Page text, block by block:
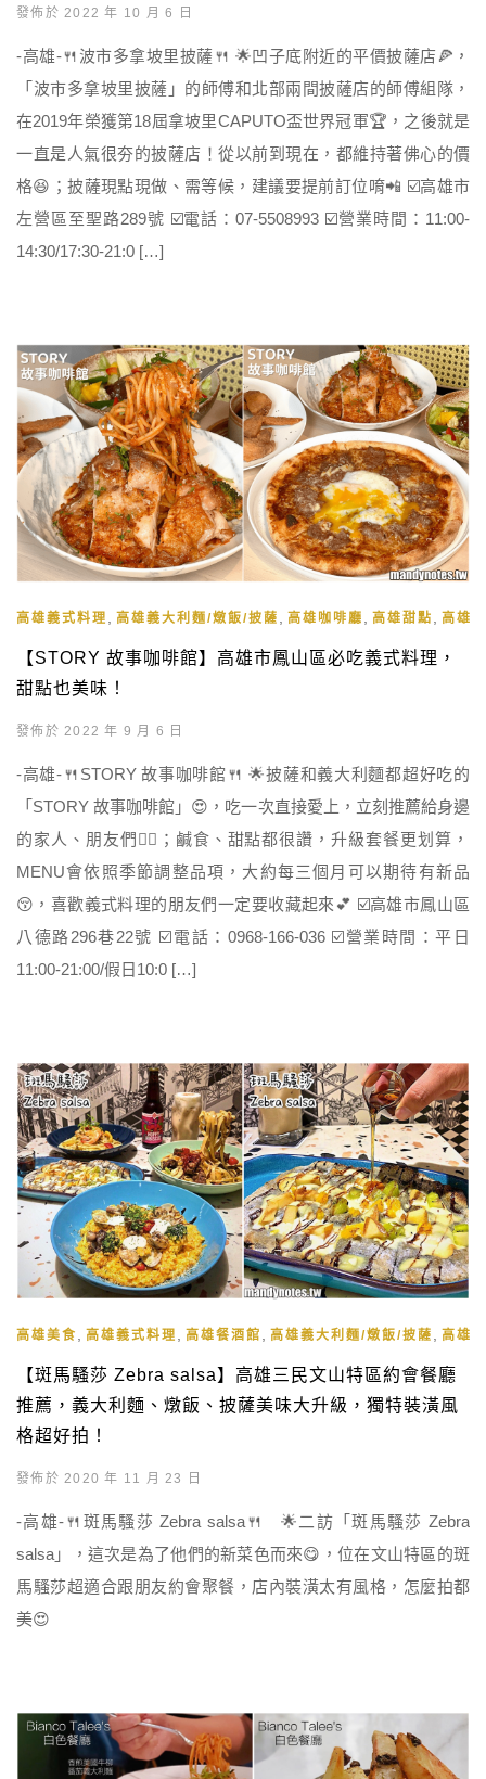
發佈於 2022 年 10 月 6 日
-高雄-🍴波市多拿坡里披薩🍴 🌟凹子底附近的平價披薩店🍕，
「波市多拿坡里披薩」的師傅和北部兩間披薩店的師傅組隊，
在2019年榮獲第18屆拿坡里CAPUTO盃世界冠軍🏆，之後就是
一直是人氣很夯的披薩店！從以前到現在，都維持著佛心的價
格😆；披薩現點現做、需等候，建議要提前訂位唷📲 ☑️高雄市
左營區至聖路289號 ☑️電話：07-5508993 ☑️營業時間：11:00-
14:30/17:30-21:0 […]
高雄義式料理 高雄義大利麵/燉飯/披薩 高雄咖啡廳 高雄甜點 高雄
【STORY 故事咖啡館】高雄市鳳山區必吃義式料理，
甜點也美味！
發佈於 2022 年 9 月 6 日
-高雄-🍴STORY 故事咖啡館🍴 🌟披薩和義大利麵都超好吃的
「STORY 故事咖啡館」😍，吃一次直接愛上，立刻推薦給身邊
的家人、朋友們👍🏻；鹹食、甜點都很讚，升級套餐更划算，
MENU會依照季節調整品項，大約每三個月可以期待有新品
😚，喜歡義式料理的朋友們一定要收藏起來💕 ☑️高雄市鳳山區
八德路296巷22號 ☑️電話：0968-166-036 ☑️營業時間：平日
11:00-21:00/假日10:0 […]
高雄美食 高雄義式料理 高雄餐酒館 高雄義大利麵/燉飯/披薩 高雄
【斑馬騷莎 Zebra salsa】高雄三民文山特區約會餐廳
推薦，義大利麵、燉飯、披薩美味大升級，獨特裝潢風
格超好拍！
發佈於 2020 年 11 月 23 日
-高雄-🍴斑馬騷莎 Zebra salsa🍴 🌟二訪「斑馬騷莎 Zebra
salsa」，這次是為了他們的新菜色而來😋，位在文山特區的斑
馬騷莎超適合跟朋友約會聚餐，店內裝潢太有風格，怎麼拍都
美😍